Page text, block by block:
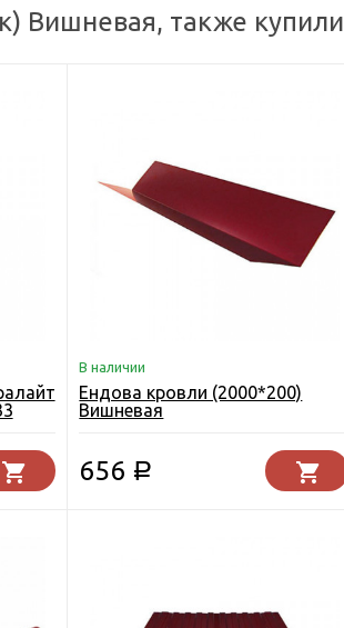
Вишневая, также купили
В наличии
Ендова кровли (2000*200)
Вишневая
656 Р